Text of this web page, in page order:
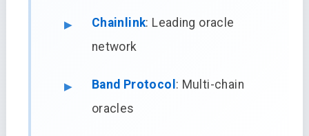
Chainlink: Leading oracle
network
Band Protocol : Multi-chain
oracles